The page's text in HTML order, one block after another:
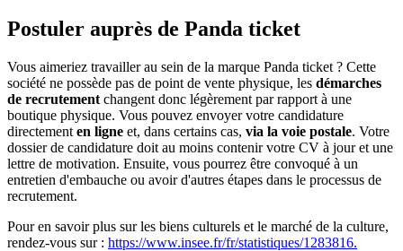
Postuler auprès de Panda ticket
Vous aimeriez travailler au sein de la marque Panda ticket ? Cette
société ne possède pas de point de vente physique, les démarches
de recrutement changent donc légèrement par rapport à une
boutique physique. Vous pouvez envoyer votre candidature
directement en ligne et, dans certains cas, via la voie postale. Votre
dossier de candidature doit au moins contenir votre CV à jour et une
lettre de motivation. Ensuite, vous pourrez être convoqué à un
entretien d'embauche ou avoir d'autres étapes dans le processus de
recrutement.
Pour en savoir plus sur les biens culturels et le marché de la culture,
rendez-vous sur : https://www.insee.fr/fr/statistiques/1283816.